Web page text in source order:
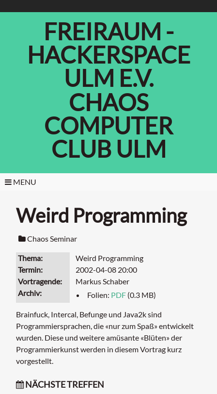
FREIRAUM -
HACKERSPACE
ULM E.V.
CHAOS
COMPUTER
CLUB ULM
MENU
Weird Programming
Chaos Seminar
Thema
Weird Programming
Termin
2002-04-08 20:00
Vortragende
Markus Schaber
Archiv
Folien: PDF (0.3 MB)
Brainfuck, Intercal, Befunge und Java2k sind
Programmiersprachen, die «nur zum Spaß» entwickelt
wurden. Diese und weitere amüsante «Blüten» der
Programmierkunst werden in diesem Vortrag kurz
vorgestellt.
NÄCHSTE TREFFEN